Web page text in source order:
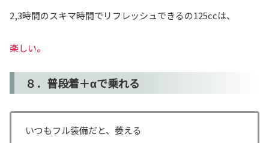
2,3時間のスキマ時間でリフレッシュできるの125ccは、
楽しい。
８．普段着＋αで乗れる
いつもフル装備だと、萎える